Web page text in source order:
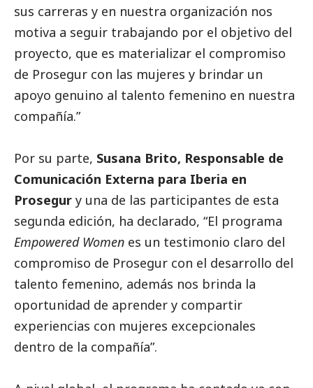
sus carreras y en nuestra organización nos
motiva a seguir trabajando por el objetivo del
proyecto, que es materializar el compromiso
de Prosegur con las mujeres y brindar un
apoyo genuino al talento femenino en nuestra
compañía.”
Por su parte, Susana Brito, Responsable de
Comunicación Externa para Iberia en
Prosegur y una de las participantes de esta
segunda edición, ha declarado, “El programa
Empowered Women es un testimonio claro del
compromiso de Prosegur con el desarrollo del
talento femenino, además nos brinda la
oportunidad de aprender y compartir
experiencias con mujeres excepcionales
dentro de la compañía”.